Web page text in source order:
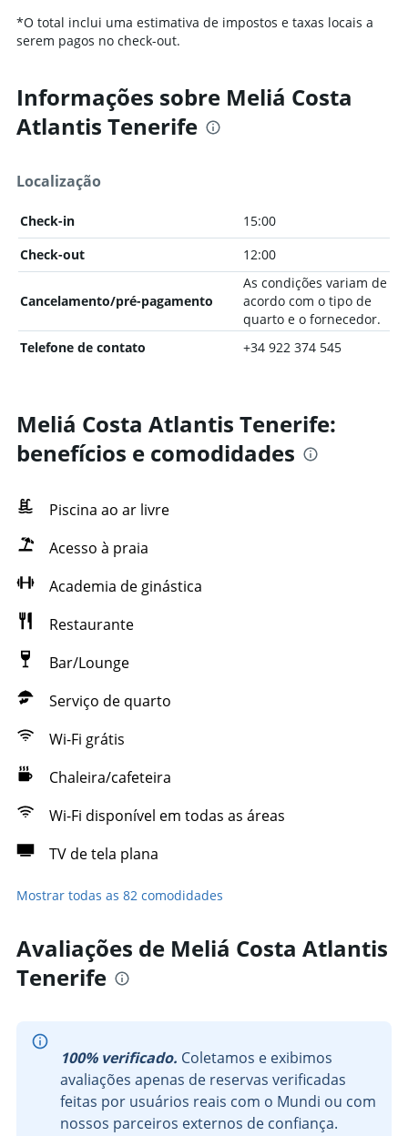
*O total inclui uma estimativa de impostos e taxas locais a
serem pagos no check-out.
Informações sobre Meliá Costa
Atlantis Tenerife
Localização
Check-in
15:00
Check-out
12:00
Cancelamento/pré-pagamento
As condições variam de
acordo com o tipo de
quarto e o fornecedor.
Telefone de contato
+34 922 374 545
Meliá Costa Atlantis Tenerife:
benefícios e comodidades
Piscina ao ar livre
Acesso à praia
Academia de ginástica
Restaurante
Bar/Lounge
Serviço de quarto
Wi-Fi grátis
Chaleira/cafeteira
Wi-Fi disponível em todas as áreas
TV de tela plana
Mostrar todas as 82 comodidades
Avaliações de Meliá Costa Atlantis
Tenerife
100% verificado. Coletamos e exibimos
avaliações apenas de reservas verificadas
feitas por usuários reais com o Mundi ou com
nossos parceiros externos de confiança.